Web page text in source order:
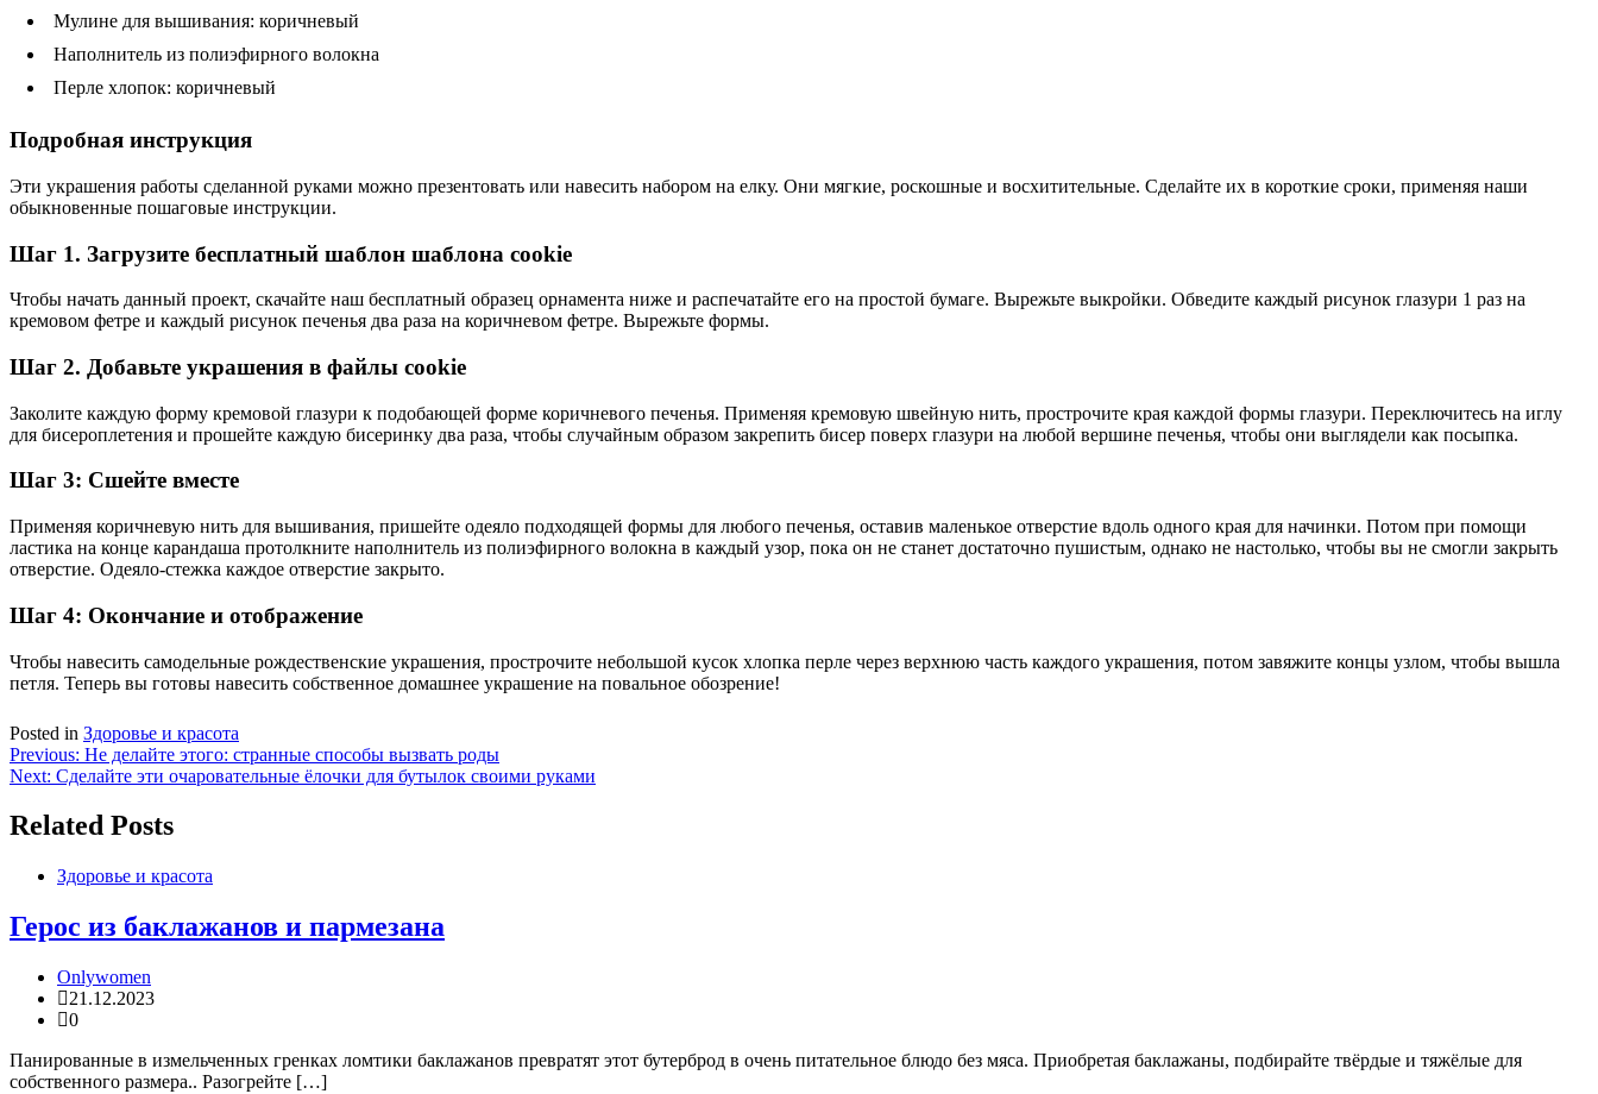
Мулине для вышивания: коричневый
Наполнитель из полиэфирного волокна
Перле хлопок: коричневый
Подробная инструкция
Эти украшения работы сделанной руками можно презентовать или навесить набором на елку. Они мягкие, роскошные и восхитительные. Сделайте их в короткие сроки, применяя наши
обыкновенные пошаговые инструкции.
Шаг 1. Загрузите бесплатный шаблон шаблона cookie
Чтобы начать данный проект, скачайте наш бесплатный образец орнамента ниже и распечатайте его на простой бумаге. Вырежьте выкройки. Обведите каждый рисунок глазури 1 раз на
кремовом фетре и каждый рисунок печенья два раза на коричневом фетре. Вырежьте формы.
Шаг 2. Добавьте украшения в файлы cookie
Заколите каждую форму кремовой глазури к подобающей форме коричневого печенья. Применяя кремовую швейную нить, прострочите края каждой формы глазури. Переключитесь на иглу
для бисероплетения и прошейте каждую бисеринку два раза, чтобы случайным образом закрепить бисер поверх глазури на любой вершине печенья, чтобы они выглядели как посыпка.
Шаг 3: Сшейте вместе
Применяя коричневую нить для вышивания, пришейте одеяло подходящей формы для любого печенья, оставив маленькое отверстие вдоль одного края для начинки. Потом при помощи
ластика на конце карандаша протолкните наполнитель из полиэфирного волокна в каждый узор, пока он не станет достаточно пушистым, однако не настолько, чтобы вы не смогли закрыть
отверстие. Одеяло-стежка каждое отверстие закрыто.
Шаг 4: Окончание и отображение
Чтобы навесить самодельные рождественские украшения, прострочите небольшой кусок хлопка перле через верхнюю часть каждого украшения, потом завяжите концы узлом, чтобы вышла
петля. Теперь вы готовы навесить собственное домашнее украшение на повальное обозрение!
Posted in Здоровье и красота
Навигация
по
записям
Previous: Не делайте этого: странные способы вызвать роды
Next: Сделайте эти очаровательные ёлочки для бутылок своими руками
Related Posts
Здоровье и красота
Герос из баклажанов и пармезана
Onlywomen
21.12.2023
0
Панированные в измельченных гренках ломтики баклажанов превратят этот бутерброд в очень питательное блюдо без мяса. Приобретая баклажаны, подбирайте твёрдые и тяжёлые для
собственного размера.. Разогрейте […]